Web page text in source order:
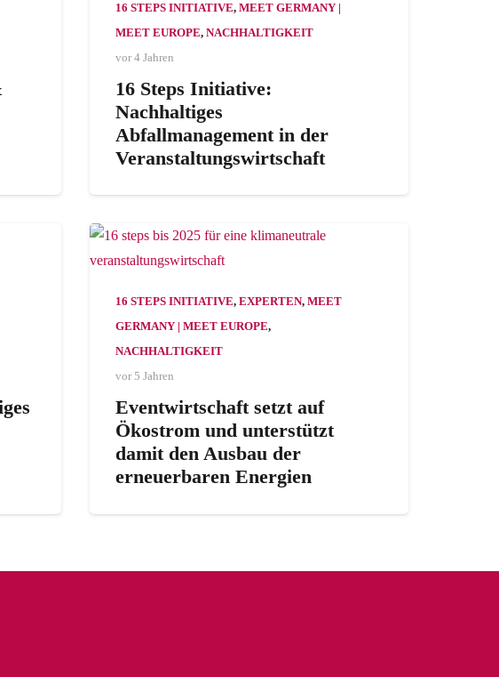
16 STEPS INITIATIVE, MEET GERMANY |
MEET EUROPE, NACHHALTIGKEIT
vor 4 Jahren
16 Steps Initiative:
Nachhaltiges
Abfallmanagement in der
Veranstaltungswirtschaft
16 STEPS INITIATIVE, EXPERTEN, MEET
GERMANY | MEET EUROPE,
NACHHALTIGKEIT
vor 5 Jahren
Eventwirtschaft setzt auf
Ökostrom und unterstützt
damit den Ausbau der
erneuerbaren Energien